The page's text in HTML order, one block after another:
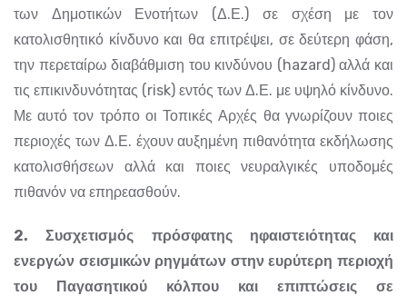
των Δημοτικών Ενοτήτων (Δ.Ε.) σε σχέση με τον
κατολισθητικό κίνδυνο και θα επιτρέψει, σε δεύτερη φάση,
την περεταίρω διαβάθμιση του κινδύνου (hazard) αλλά και
τις επικινδυνότητας (risk) εντός των Δ.Ε. με υψηλό κίνδυνο.
Με αυτό τον τρόπο οι Τοπικές Αρχές θα γνωρίζουν ποιες
περιοχές των Δ.Ε. έχουν αυξημένη πιθανότητα εκδήλωσης
κατολισθήσεων αλλά και ποιες νευραλγικές υποδομές
πιθανόν να επηρεασθούν.
2. Συσχετισμός πρόσφατης ηφαιστειότητας και
ενεργών σεισμικών ρηγμάτων στην ευρύτερη περιοχή
του Παγασητικού κόλπου και επιπτώσεις σε